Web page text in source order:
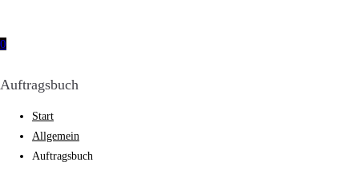
0
Auftragsbuch
Start
Allgemein
Auftragsbuch